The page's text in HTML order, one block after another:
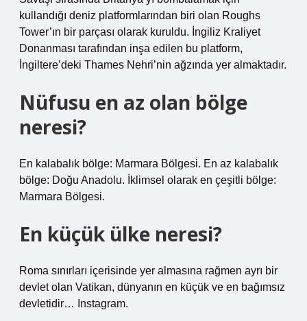
kullandığı deniz platformlarından biri olan Roughs
Tower’ın bir parçası olarak kuruldu. İngiliz Kraliyet
Donanması tarafından inşa edilen bu platform,
İngiltere’deki Thames Nehri’nin ağzında yer almaktadır.
Nüfusu en az olan bölge
neresi?
En kalabalık bölge: Marmara Bölgesi. En az kalabalık
bölge: Doğu Anadolu. İklimsel olarak en çeşitli bölge:
Marmara Bölgesi.
En küçük ülke neresi?
Roma sınırları içerisinde yer almasına rağmen ayrı bir
devlet olan Vatikan, dünyanın en küçük ve en bağımsız
devletidir… Instagram.